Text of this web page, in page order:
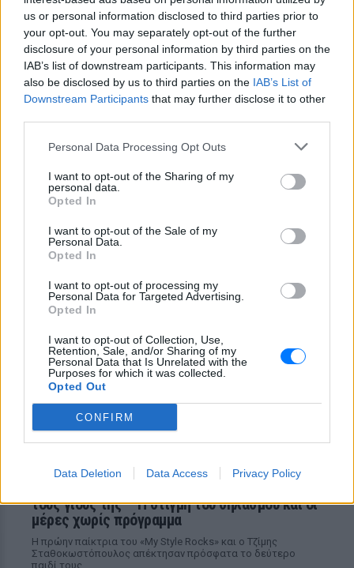
us or personal information disclosed to third parties prior to
your opt-out. You may separately opt-out of the further
disclosure of your personal information by third parties on the
IAB’s list of downstream participants. This information may
also be disclosed by us to third parties on the IAB’s List of
Downstream Participants that may further disclose it to other
Personal Data Processing Opt Outs
I want to opt-out of the Sharing of my
personal data.
Opted In
I want to opt-out of the Sale of my
Personal Data.
Opted In
I want to opt-out of processing my
Personal Data for Targeted Advertising.
Opted In
I want to opt-out of Collection, Use,
Retention, Sale, and/or Sharing of my
Personal Data that Is Unrelated with the
Purposes for which it was collected.
Opted Out
CONFIRM
Data Deletion Data Access Privacy Policy
ΧΤΕΣ
Ο ηθοποιός και χορευτής μοιράστηκε
στο Instagram μια φωτογραφία από
πρόσφατη εξέτασή του, με ένα μήνυμα
θάρρους
Φοβερή ιστορία στον ΟΦΗ:
Ένας κάτοχος εισιτηρίου
διαρκείας είναι μόλις 2 μηνών
Οπαδός από κούνια κυριολεκτικά στον
Διακοπές στη Μύκονο για τη
Βάλια Χατζηθεοδώρου ‑ οι
ΧΤΕΣ
καλοκαιρινές της διακοπές στο νησί των
ανέμων
τους γιους της – Η στιγμή του θηλασμού και οι
μέρες χωρίς πρόγραμμα
Η πρώην παίκτρια του «My Style Rocks» και ο Τζίμης
Σταθοκωστόπουλος απέκτησαν πρόσφατα το δεύτερο
παιδί τους